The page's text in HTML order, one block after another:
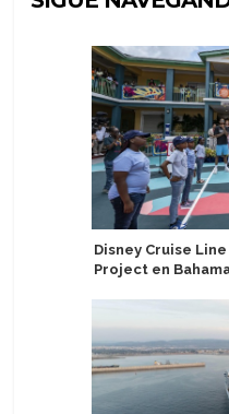
Disney Cruise
Project en